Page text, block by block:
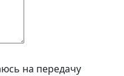
на передачу